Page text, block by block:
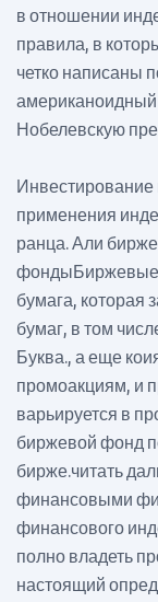
в отношении
правила, в
четко написаны
Нобелевскую
Инвестирование
применения
ранца. Али
фондыБиржевые
бумага, которая
бумаг, в том
Буква., а еще
промоакциям, и
варьируется в
биржевой фонд
бирже.читать
финансовыми
финансового
полно владеть
настоящий